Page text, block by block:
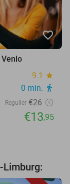
favorite_border
9.1 star
0 min. directions_walk
Regulier €26
€13,95
Limburg: